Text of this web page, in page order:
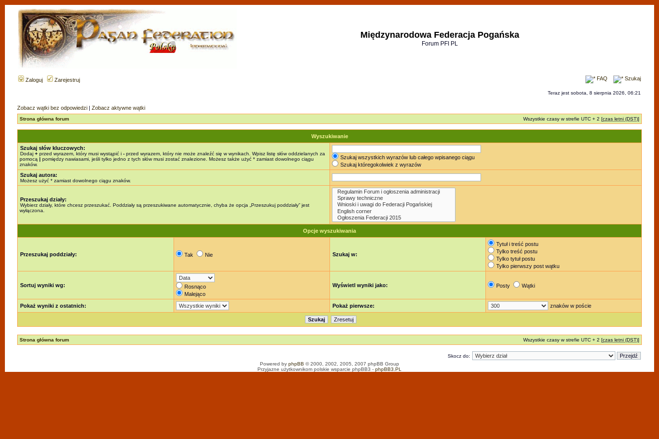
Międzynarodowa Federacja Pogańska
Forum PFI PL
Zaloguj Zarejestruj FAQ Szukaj
Teraz jest sobota, 8 sierpnia 2026, 06:21
Zobacz wątki bez odpowiedzi | Zobacz aktywne wątki
Strona główna forum Wszystkie czasy w strefie UTC + 2 [czas letni (DST)]
Wyszukiwanie
Szukaj słów kluczowych:
Dodaj + przed wyrazem, który musi wystąpić i - przed wyrazem, który nie może znaleźć się w wynikach. Wpisz listę słów oddzielanych za
pomocą | pomiędzy nawiasami, jeśli tylko jedno z tych słów musi zostać znalezione. Możesz także użyć * zamiast dowolnego ciągu
znaków.
Szukaj wszystkich wyrazów lub całego wpisanego ciągu
Szukaj któregokolwiek z wyrazów
Szukaj autora:
Możesz użyć * zamiast dowolnego ciągu znaków.
Przeszukaj działy:
Wybierz działy, które chcesz przeszukać. Poddziały są przeszukiwane automatycznie, chyba że opcja „Przeszukuj poddziały” jest
wyłączona.
Opcje wyszukiwania
Przeszukaj poddziały: Tak Nie Szukaj w:
Tytuł i treść postu
Tylko treść postu
Tylko tytuł postu
Tylko pierwszy post wątku
Sortuj wyniki wg:
Rosnąco
Malejąco
Wyświetl wyniki jako: Posty Wątki
Pokaż wyniki z ostatnich: Pokaż pierwsze: znaków w poście
Strona główna forum Wszystkie czasy w strefie UTC + 2 [czas letni (DST)]
Skocz do:
Powered by phpBB © 2000, 2002, 2005, 2007 phpBB Group
Przyjazne użytkownikom polskie wsparcie phpBB3 - phpBB3.PL